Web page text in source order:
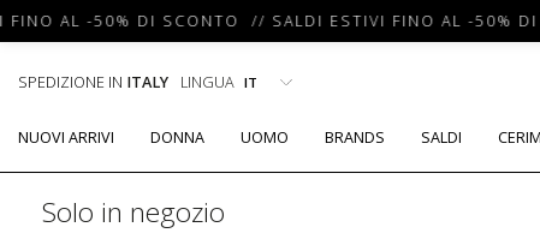
FINO AL -50% DI SCONTO // SALDI ESTIVI FINO AL -50%
SPEDIZIONE IN ITALY LINGUA
NUOVI ARRIVI DONNA UOMO BRANDS SALDI
Solo in negozio